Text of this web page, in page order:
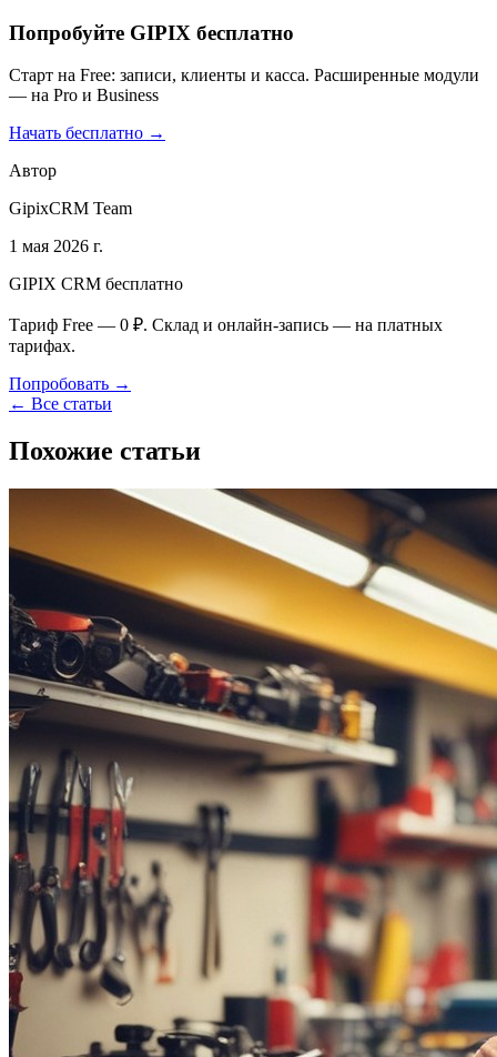
Попробуйте GIPIX бесплатно
Старт на Free: записи, клиенты и касса. Расширенные модули
— на Pro и Business
Начать бесплатно →
Автор
GipixCRM Team
1 мая 2026 г.
GIPIX CRM бесплатно
Тариф Free — 0 ₽. Склад и онлайн-запись — на платных
тарифах.
Попробовать →
← Все статьи
Похожие статьи